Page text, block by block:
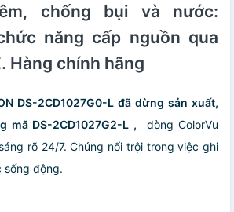
chống bụi và nước:
năng cấp nguồn qua
Hàng chính hãng
DS-2CD1027G0-L đã dừng sản xuất,
mã DS-2CD1027G2-L , dòng ColorVu
rõ 24/7. Chúng nổi trội trong việc ghi
sống động.